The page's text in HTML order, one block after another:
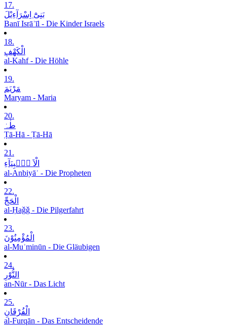
17.
بَنِیْٓ اِسْرَآءِیْلَ
Banī Isrāʾīl - Die Kinder Israels
18.
الْکَھْفِ
al-Kahf - Die Höhle
19.
مَرْیَمَ
Maryam - Maria
20.
طٰہٰ
Ṭā-Hā - Ṭā-Hā
21.
الْاَ نۡۢبِیَآءِ
al-Anbiyāʾ - Die Propheten
22.
الْحَجِّ
al-Ḥaǧǧ - Die Pilgerfahrt
23.
الْمُؤْمِنُوْنَ
al-Muʾminūn - Die Gläubigen
24.
النُّوْرِ
an-Nūr - Das Licht
25.
الْفُرْقَانِ
al-Furqān - Das Entscheidende